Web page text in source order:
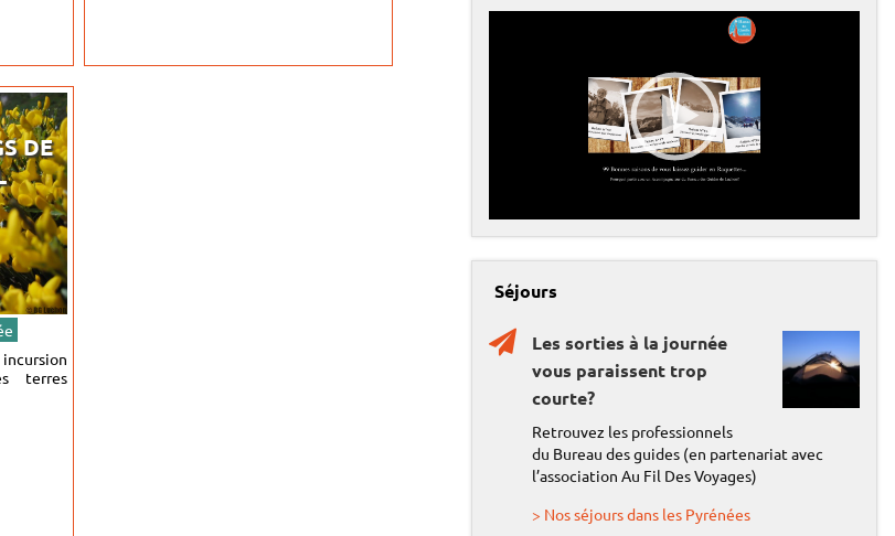
DE
terres
Séjours
Les sorties à la journée
vous paraissent trop
courte?
Retrouvez les professionnels
du Bureau des guides (en partenariat avec
l’association Au Fil Des Voyages)
> Nos séjours dans les Pyrénées